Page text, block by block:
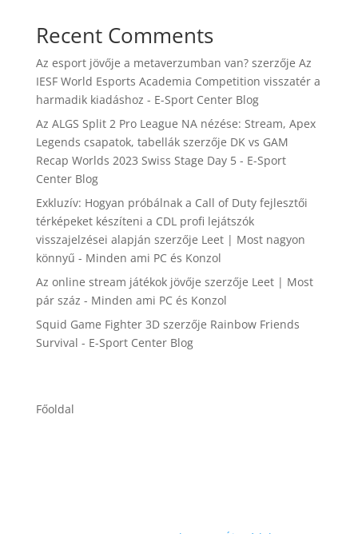
Recent Comments
Az esport jövője a metaverzumban van?szerzője Az
IESF World Esports Academia Competition visszatér a
harmadik kiadáshoz - E-Sport Center Blog
Az ALGS Split 2 Pro League NA nézése: Stream, Apex
Legends csapatok, tabellákszerzője DK vs GAM
Recap Worlds 2023 Swiss Stage Day 5 - E-Sport
Center Blog
Exkluzív: Hogyan próbálnak a Call of Duty fejlesztői
térképeket készíteni a CDL profi lejátszók
visszajelzései alapján szerzője Leet | Most nagyon
könnyű - Minden ami PC és Konzol
Az online stream játékok jövője szerzője Leet | Most
pár száz - Minden ami PC és Konzol
Squid Game Fighter 3Dszerzője Rainbow Friends
Survival - E-Sport Center Blog
Főoldal